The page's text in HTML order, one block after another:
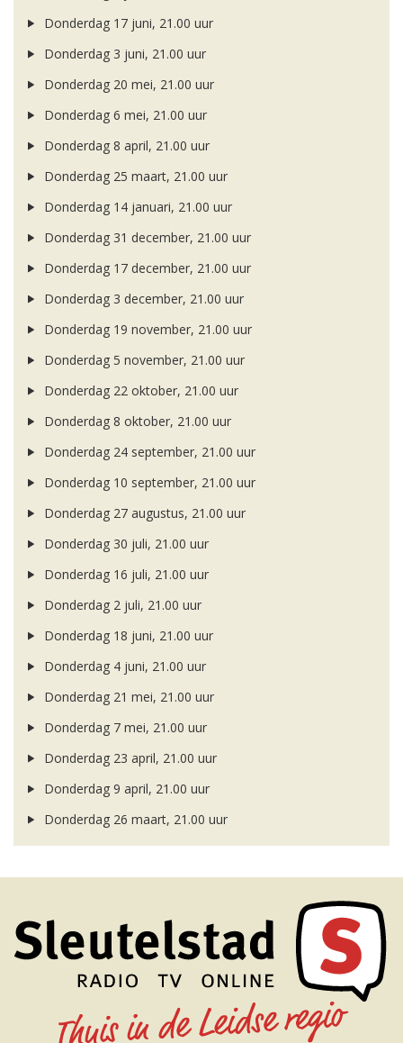
Donderdag 17 juni, 21.00 uur
Donderdag 3 juni, 21.00 uur
Donderdag 20 mei, 21.00 uur
Donderdag 6 mei, 21.00 uur
Donderdag 8 april, 21.00 uur
Donderdag 25 maart, 21.00 uur
Donderdag 14 januari, 21.00 uur
Donderdag 31 december, 21.00 uur
Donderdag 17 december, 21.00 uur
Donderdag 3 december, 21.00 uur
Donderdag 19 november, 21.00 uur
Donderdag 5 november, 21.00 uur
Donderdag 22 oktober, 21.00 uur
Donderdag 8 oktober, 21.00 uur
Donderdag 24 september, 21.00 uur
Donderdag 10 september, 21.00 uur
Donderdag 27 augustus, 21.00 uur
Donderdag 30 juli, 21.00 uur
Donderdag 16 juli, 21.00 uur
Donderdag 2 juli, 21.00 uur
Donderdag 18 juni, 21.00 uur
Donderdag 4 juni, 21.00 uur
Donderdag 21 mei, 21.00 uur
Donderdag 7 mei, 21.00 uur
Donderdag 23 april, 21.00 uur
Donderdag 9 april, 21.00 uur
Donderdag 26 maart, 21.00 uur